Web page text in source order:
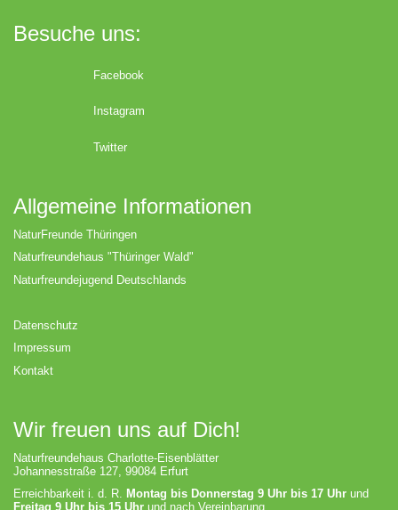
Besuche uns:
Facebook
Instagram
Twitter
Allgemeine Informationen
NaturFreunde Thüringen
Naturfreundehaus "Thüringer Wald"
Naturfreundejugend Deutschlands
Datenschutz
Impressum
Kontakt
Wir freuen uns auf Dich!
Naturfreundehaus Charlotte-Eisenblätter
Johannesstraße 127, 99084 Erfurt
Erreichbarkeit i. d. R. Montag bis Donnerstag 9 Uhr bis 17 Uhr und
Freitag 9 Uhr bis 15 Uhr und nach Vereinbarung.